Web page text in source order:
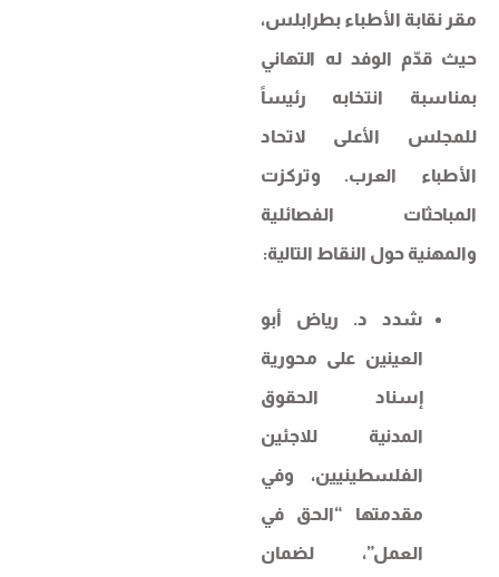
مقر نقابة الأطباء بطرابلس،
حيث قدّم الوفد له التهاني
بمناسبة انتخابه رئيساً
للمجلس الأعلى لاتحاد
الأطباء العرب. وتركزت
المباحثات الفصائلية
والمهنية حول النقاط التالية:
شدد د. رياض أبو
العينين على محورية
إسناد الحقوق
المدنية للاجئين
الفلسطينيين، وفي
مقدمتها “الحق في
العمل”، لضمان